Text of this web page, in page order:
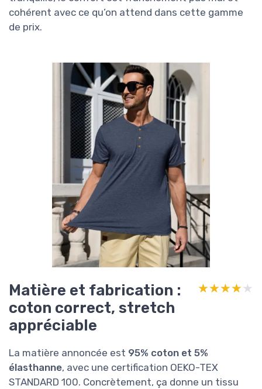
cohérent avec ce qu’on attend dans cette gamme
de prix.
Matière et fabrication :
coton correct, stretch
appréciable
★★★★★
★★★★★
La matière annoncée est 95% coton et 5%
élasthanne, avec une certification OEKO-TEX
STANDARD 100. Concrètement, ça donne un tissu